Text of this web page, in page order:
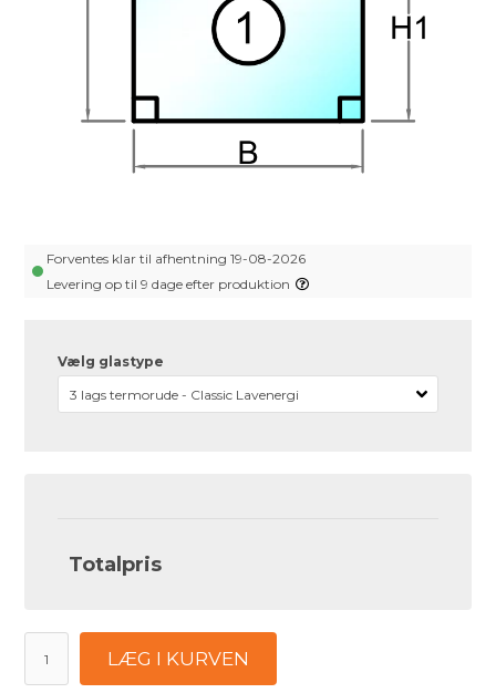
Forventes klar til afhentning 19-08-2026
Levering op til 9 dage efter produktion
Vælg glastype
Totalpris
LÆG I KURVEN